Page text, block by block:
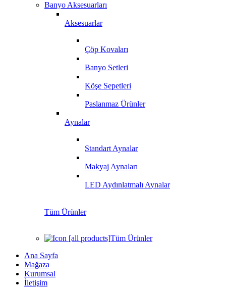
Banyo Aksesuarları
Aksesuarlar
Çöp Kovaları
Banyo Setleri
Köşe Sepetleri
Paslanmaz Ürünler
Aynalar
Standart Aynalar
Makyaj Aynaları
LED Aydınlatmalı Aynalar
Tüm Ürünler
Tüm Ürünler
Ana Sayfa
Mağaza
Kurumsal
İletişim